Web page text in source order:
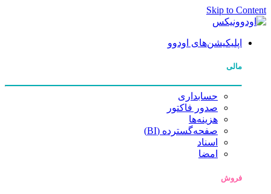
Skip to Content
اپلیکیشن‌های اودوو
مالی
حسابداری
صدور فاکتور
هزینه‌ها
صفحه‌گسترده (BI)
اسناد
امضا
فروش